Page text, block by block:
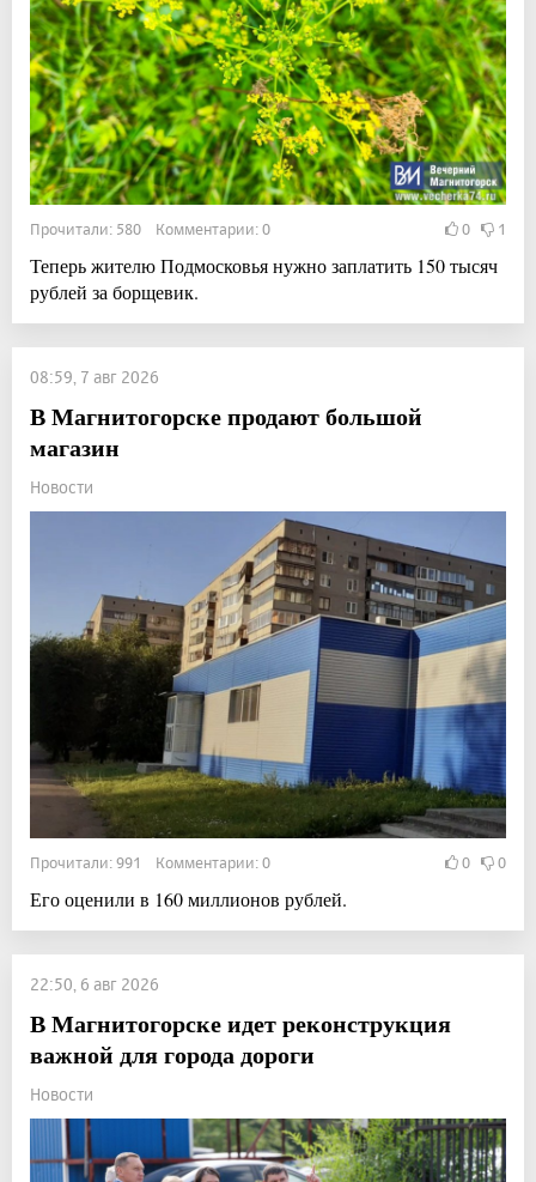
Прочитали: 580 Комментарии: 0 0 1
Теперь жителю Подмосковья нужно заплатить 150 тысяч
рублей за борщевик.
08:59, 7 авг 2026
В Магнитогорске продают большой
магазин
Новости
Прочитали: 991 Комментарии: 0 0 0
Его оценили в 160 миллионов рублей.
22:50, 6 авг 2026
В Магнитогорске идет реконструкция
важной для города дороги
Новости